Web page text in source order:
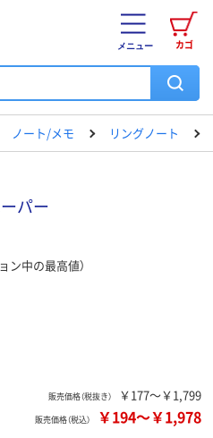
カゴ
メニュー
ノート/メモ リングノート
パー
ン中の最高値）
販売価格（税抜き） ￥177～￥1,799
販売価格（税込） ￥194～￥1,978